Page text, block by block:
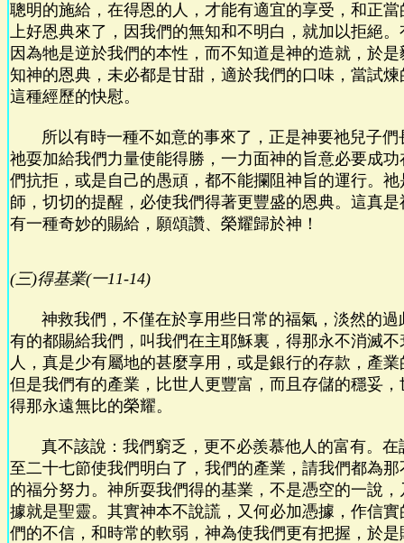
聰明的施給，在得恩的人，才能有適宜的享受，和正
上好恩典來了，因我們的無知和不明白，就加以拒絕
因為牠是逆於我們的本性，而不知道是神的造就，於
知神的恩典，未必都是甘甜，適於我們的口味，當試
這種經歷的快慰。
所以有時一種不如意的事來了，正是神要祂兒子們
祂耍加給我們力量使能得勝，一力面神的旨意必要成
們抗拒，或是自己的愚頑，都不能攔阻神旨的運行。
師，切切的提醒，必使我們得著更豐盛的恩典。這真
有一種奇妙的賜給，願頌讚、榮耀歸於神！
(三)得基業(一11-14)
神救我們，不僅在於享用些日常的福氣，淡然的過
有的都賜給我們，叫我們在主耶穌裏，得那永不消滅
人，真是少有屬地的甚麼享用，或是銀行的存款，產
但是我們有的產業，比世人更豐富，而且存儲的穩妥
得那永遠無比的榮耀。
真不該說：我們窮乏，更不必羨慕他人的富有。在
至二十七節使我們明白了，我們的產業，請我們都為
的福分努力。神所耍我們得的基業，不是憑空的一說
據就是聖靈。其實神本不說謊，又何必加憑據，作信
們的不信，和時常的軟弱，神為使我們更有把握，於